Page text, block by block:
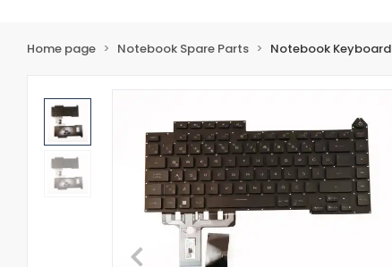
Home page Notebook Spare Parts Notebook Keyboard